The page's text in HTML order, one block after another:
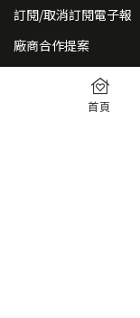
訂閱/取消訂閱電子報
廠商合作提案
首頁